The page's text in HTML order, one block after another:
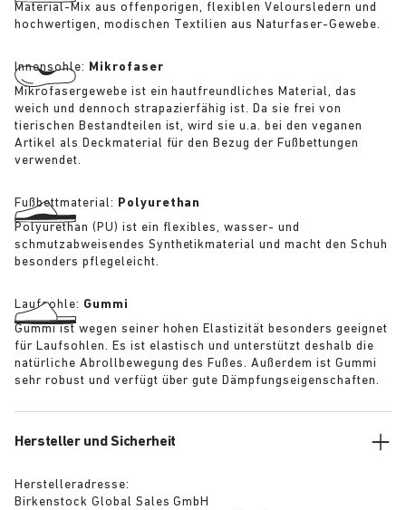
Material-Mix aus offenporigen, flexiblen Veloursledern und
hochwertigen, modischen Textilien aus Naturfaser-Gewebe.
Innensohle: Mikrofaser
Mikrofasergewebe ist ein hautfreundliches Material, das
weich und dennoch strapazierfähig ist. Da sie frei von
tierischen Bestandteilen ist, wird sie u.a. bei den veganen
Artikel als Deckmaterial für den Bezug der Fußbettungen
verwendet.
Fußbettmaterial: Polyurethan
Polyurethan (PU) ist ein flexibles, wasser- und
schmutzabweisendes Synthetikmaterial und macht den Schuh
besonders pflegeleicht.
Laufsohle: Gummi
Gummi ist wegen seiner hohen Elastizität besonders geeignet
für Laufsohlen. Es ist elastisch und unterstützt deshalb die
natürliche Abrollbewegung des Fußes. Außerdem ist Gummi
sehr robust und verfügt über gute Dämpfungseigenschaften.
Hersteller und Sicherheit
Herstelleradresse:
Birkenstock Global Sales GmbH